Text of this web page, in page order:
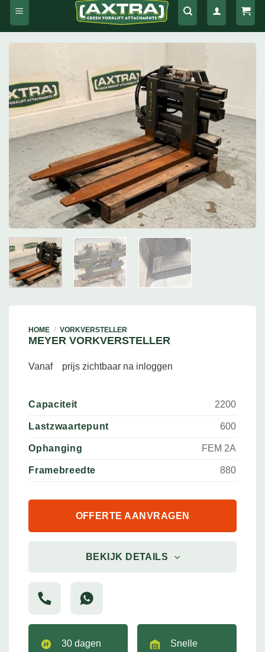
HOME / VORKVERSTELLER
MEYER VORKVERSTELLER
Vanaf prijs zichtbaar na inloggen
Capaciteit 2200
Lastzwaartepunt 600
Ophanging FEM 2A
Framebreedte 880
OFFERTE AANVRAGEN
BEKIJK DETAILS
30 dagen
Snelle